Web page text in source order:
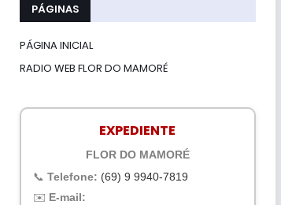
PÁGINAS
PÁGINA INICIAL
RADIO WEB FLOR DO MAMORÉ
EXPEDIENTE
FLOR DO MAMORÉ
📞 Telefone: (69) 9 9940-7819
✉️ E-mail: